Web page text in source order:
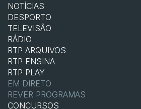
NOTÍCIAS
DESPORTO
TELEVISÃO
RÁDIO
RTP ARQUIVOS
RTP ENSINA
RTP PLAY
EM DIRETO
REVER PROGRAMAS
CONCURSOS